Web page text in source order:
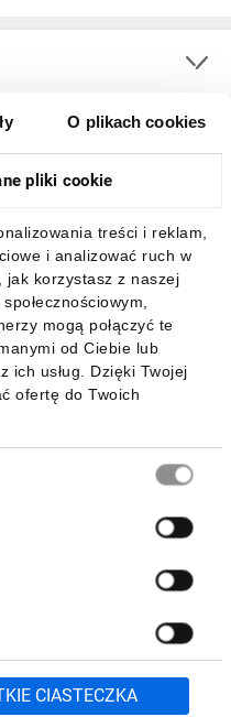
O plikach cookies
pliki cookie
treści i reklam,
i analizować ruch w
korzystasz z naszej
mogą połączyć te
od Ciebie lub
ich usług. Dzięki Twojej
ofertę do Twoich
CIASTECZKA
mobilną:
71 37 61 600